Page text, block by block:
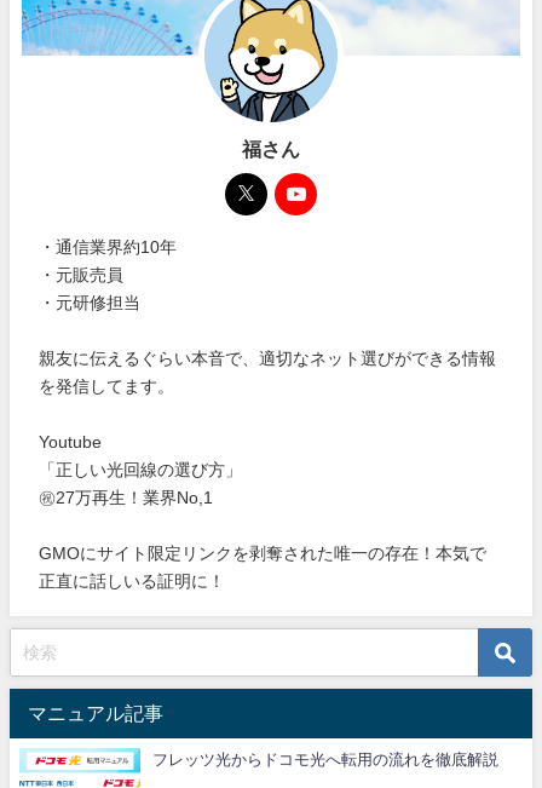
福さん
・通信業界約10年
・元販売員
・元研修担当
親友に伝えるぐらい本音で、適切なネット選びができる情報
を発信してます。
Youtube
「正しい光回線の選び方」
㊗27万再生！業界No,1
GMOにサイト限定リンクを剥奪された唯一の存在！本気で
正直に話しいる証明に！
マニュアル記事
フレッツ光からドコモ光へ転用の流れを徹底解説